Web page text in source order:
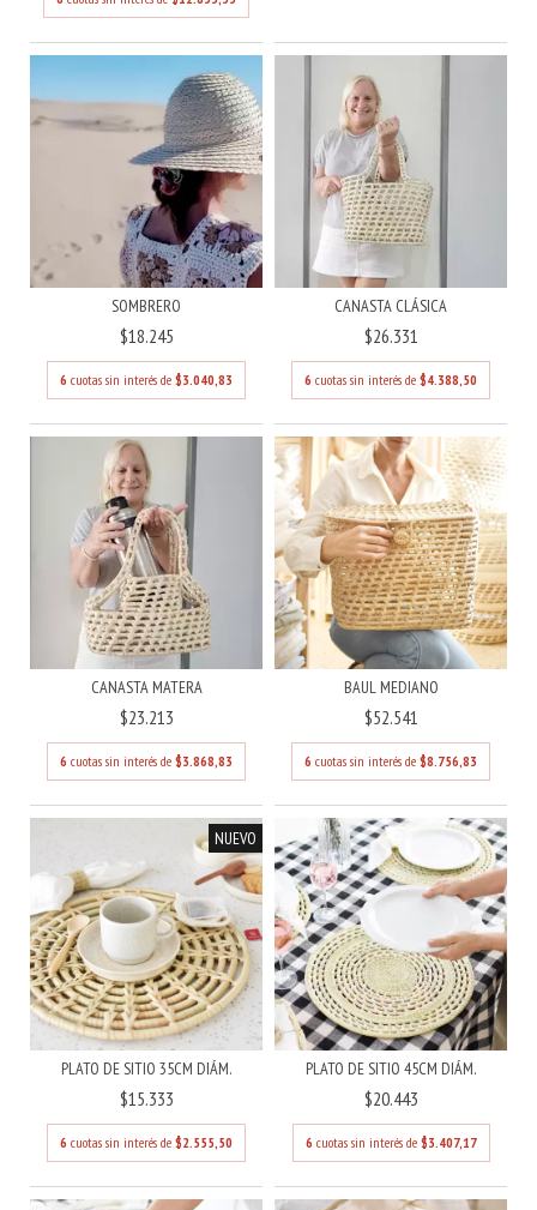
SOMBRERO
$18.245
6 cuotas sin interés de $3.040,83
CANASTA CLÁSICA
$26.331
6 cuotas sin interés de $4.388,50
CANASTA MATERA
$23.213
6 cuotas sin interés de $3.868,83
BAUL MEDIANO
$52.541
6 cuotas sin interés de $8.756,83
NUEVO
PLATO DE SITIO 35CM DIÁM.
$15.333
6 cuotas sin interés de $2.555,50
PLATO DE SITIO 45CM DIÁM.
$20.443
6 cuotas sin interés de $3.407,17